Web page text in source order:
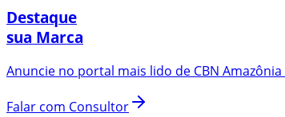
Destaque
sua Marca
Anuncie no portal mais lido de CBN Amazônia
Falar com Consultor